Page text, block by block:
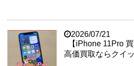
2026/07/21
【iPhone 11Pro
高価買取ならクイ